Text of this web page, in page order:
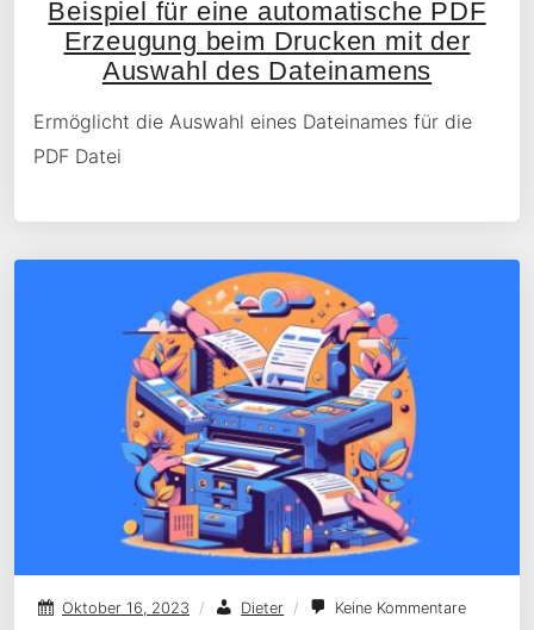
Beispiel für eine automatische PDF
Erzeugung beim Drucken mit der
Auswahl des Dateinamens
Ermöglicht die Auswahl eines Dateinames für die
PDF Datei
Oktober 16, 2023 / Dieter / Keine Kommentare